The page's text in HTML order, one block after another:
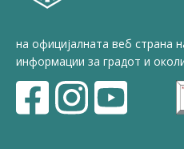
на официјалната веб страна
информации за градот и